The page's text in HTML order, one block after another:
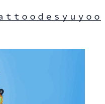
ｔｔｏｏｄｅｓｙｕｙｏｏ